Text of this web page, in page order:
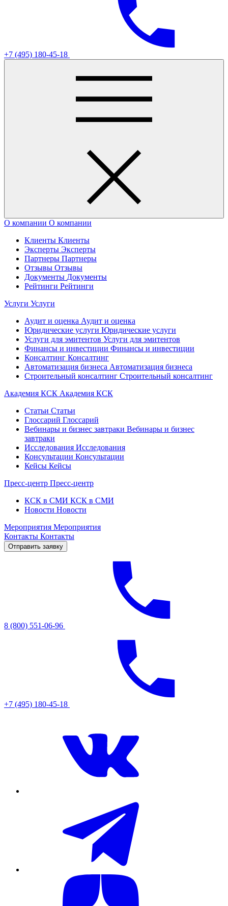
+7 (495) 180-45-18
О компании О компании
Клиенты Клиенты
Эксперты Эксперты
Партнеры Партнеры
Отзывы Отзывы
Документы Документы
Рейтинги Рейтинги
Услуги Услуги
Аудит и оценка Аудит и оценка
Юридические услуги Юридические услуги
Услуги для эмитентов Услуги для эмитентов
Финансы и инвестиции Финансы и инвестиции
Консалтинг Консалтинг
Автоматизация бизнеса Автоматизация бизнеса
Строительный консалтинг Строительный консалтинг
Академия КСК Академия КСК
Статьи Статьи
Глоссарий Глоссарий
Вебинары и бизнес завтраки Вебинары и бизнес
завтраки
Исследования Исследования
Консультации Консультации
Кейсы Кейсы
Пресс-центр Пресс-центр
КСК в СМИ КСК в СМИ
Новости Новости
Мероприятия Мероприятия
Контакты Контакты
Отправить заявку
8 (800) 551-06-96
+7 (495) 180-45-18